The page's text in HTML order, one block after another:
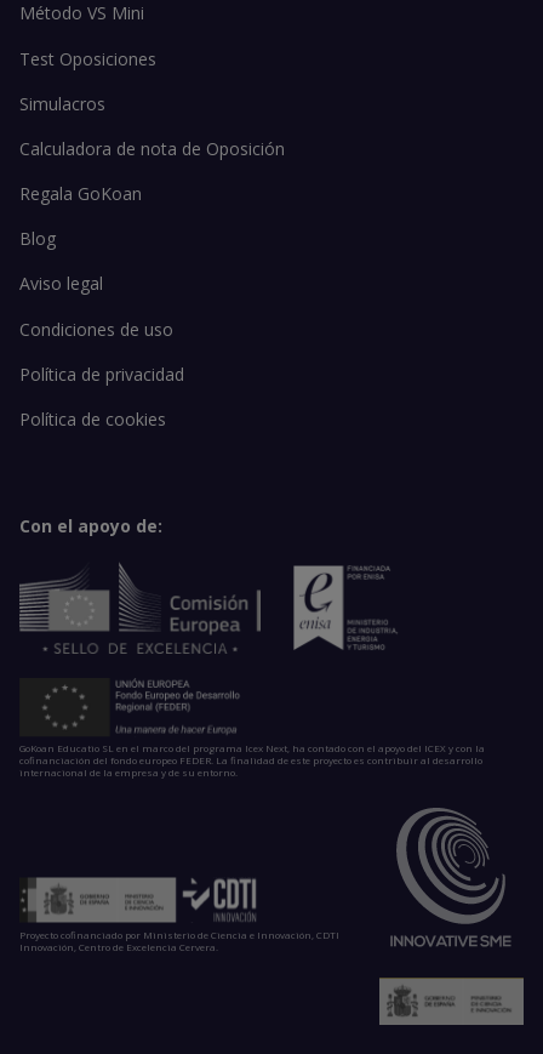
Método VS Mini
Test Oposiciones
Simulacros
Calculadora de nota de Oposición
Regala GoKoan
Blog
Aviso legal
Condiciones de uso
Política de privacidad
Política de cookies
Con el apoyo de:
GoKoan Educatio SL en el marco del programa Icex Next, ha contado con el apoyo del ICEX y con la
cofinanciación del fondo europeo FEDER. La finalidad de este proyecto es contribuir al desarrollo
internacional de la empresa y de su entorno.
Proyecto cofinanciado por Ministerio de Ciencia e Innovación, CDTI
Innovación, Centro de Excelencia Cervera.